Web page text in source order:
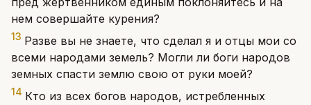
нем совершайте курения?
13 Разве вы не знаете, что сделал я и отцы мои со
всеми народами земель? Могли ли боги народов
земных спасти землю свою от руки моей?
14 Кто из всех богов народов, истребленных